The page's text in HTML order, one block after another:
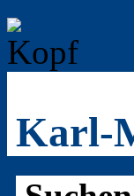
Karl-